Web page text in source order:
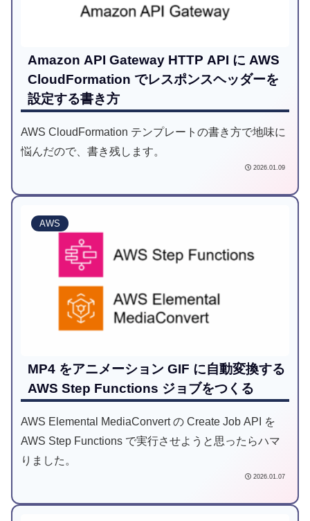
Amazon API Gateway HTTP API に AWS
CloudFormation でレスポンスヘッダーを
設定する書き方
AWS CloudFormation テンプレートの書き方で地味に
悩んだので、書き残します。
2026.01.09
AWS
MP4 をアニメーション GIF に自動変換する
AWS Step Functions ジョブをつくる
AWS Elemental MediaConvert の Create Job API を
AWS Step Functions で実行させようと思ったらハマ
りました。
2026.01.07